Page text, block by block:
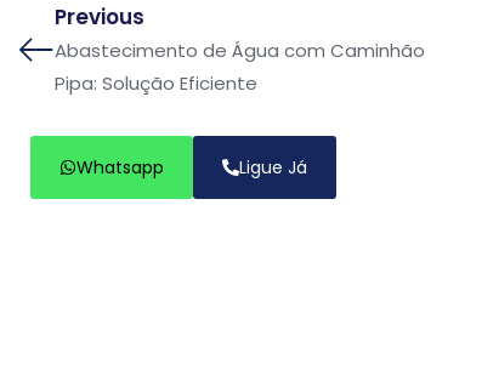
Previous
Abastecimento de Água com Caminhão
Pipa: Solução Eficiente
Whatsapp Ligue Já